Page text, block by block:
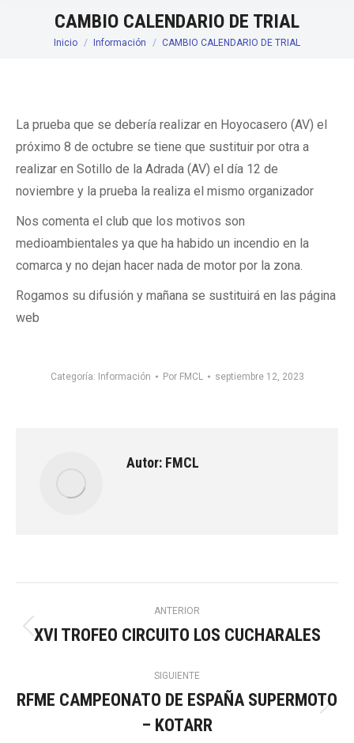
CAMBIO CALENDARIO DE TRIAL
Estás aquí:
Inicio Información CAMBIO CALENDARIO DE TRIAL
La prueba que se debería realizar en Hoyocasero (AV) el
próximo 8 de octubre se tiene que sustituir por otra a
realizar en Sotillo de la Adrada (AV) el día 12 de
noviembre y la prueba la realiza el mismo organizador
Nos comenta el club que los motivos son
medioambientales ya que ha habido un incendio en la
comarca y no dejan hacer nada de motor por la zona.
Rogamos su difusión y mañana se sustituirá en las página
web
Categoría: Información Por FMCL septiembre 12, 2023
Autor: FMCL
Navegación
entre
publicaciones
ANTERIOR
Publicación
XVI TROFEO CIRCUITO LOS CUCHARALES
SIGUIENTE
siguiente:
RFME CAMPEONATO DE ESPAÑA SUPERMOTO
– KOTARR